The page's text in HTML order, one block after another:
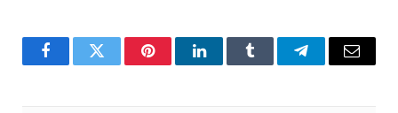
FacebookTwitter PinterestLinkedInTumblr TelegramEmail